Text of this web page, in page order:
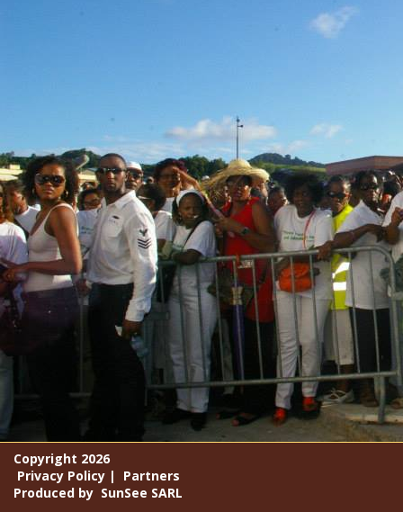
Copyright 2026
Privacy Policy |
Partners
Produced by SunSee SARL